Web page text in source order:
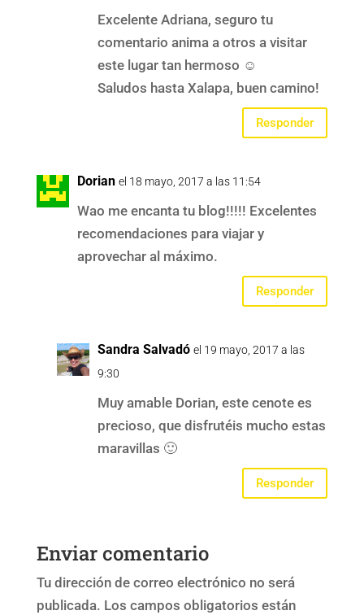
Excelente Adriana, seguro tu
comentario anima a otros a visitar
este lugar tan hermoso ☺️
Saludos hasta Xalapa, buen camino!
Responder
Dorian el 18 mayo, 2017 a las 11:54
Wao me encanta tu blog!!!!! Excelentes
recomendaciones para viajar y
aprovechar al máximo.
Responder
Sandra Salvadó el 19 mayo, 2017 a las
9:30
Muy amable Dorian, este cenote es
precioso, que disfrutéis mucho estas
maravillas 🙂
Responder
Enviar comentario
Tu dirección de correo electrónico no será
publicada. Los campos obligatorios están